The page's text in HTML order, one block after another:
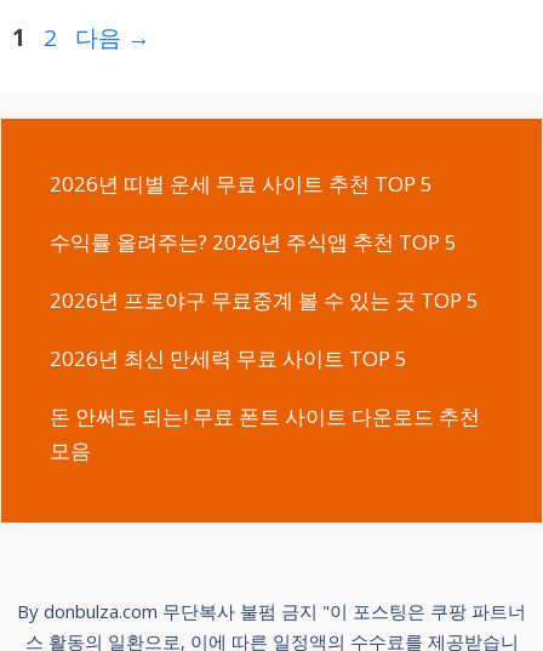
페
지
1
페
지
2 다음 →
2026년 띠별 운세 무료 사이트 추천 TOP 5
수익률 올려주는? 2026년 주식앱 추천 TOP 5
2026년 프로야구 무료중계 볼 수 있는 곳 TOP 5
2026년 최신 만세력 무료 사이트 TOP 5
돈 안써도 되는! 무료 폰트 사이트 다운로드 추천
모음
By donbulza.com 무단복사 불펌 금지 "이 포스팅은 쿠팡 파트너
스 활동의 일환으로, 이에 따른 일정액의 수수료를 제공받습니